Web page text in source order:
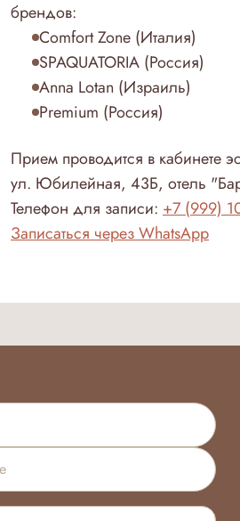
брендов:
Comfort Zone (Италия)
SPAQUATORIA (Россия)
Anna Lotan (Израиль)
Premium (Россия)
Прием проводится в кабинете
ул. Юбилейная, 43Б, отель
Телефон для записи: +7 (999)
Записаться через WhatsApp